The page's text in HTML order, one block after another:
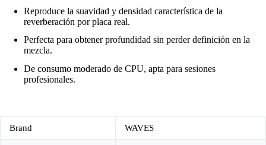
Reproduce la suavidad y densidad característica de la
reverberación por placa real.
Perfecta para obtener profundidad sin perder definición en la
mezcla.
De consumo moderado de CPU, apta para sesiones
profesionales.
Brand WAVES